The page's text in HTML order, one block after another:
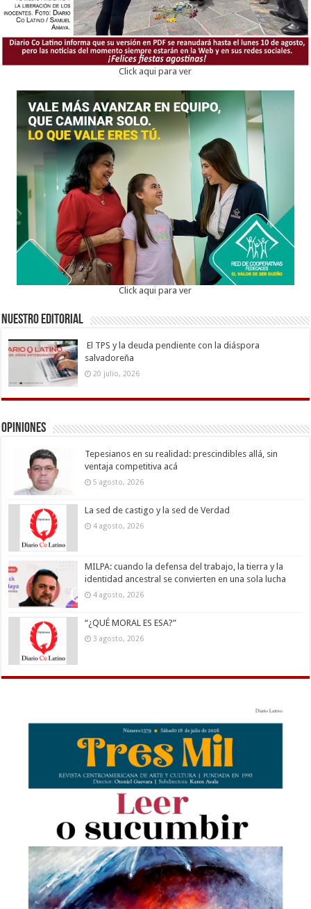
Click aqui para ver
Click aqui para ver
Nuestro Editorial
El TPS y la deuda pendiente con la diáspora
salvadoreña
20 julio, 2026
Opiniones
Tepesianos en su realidad: prescindibles allá, sin
ventaja competitiva acá
5 agosto, 2026
La sed de castigo y la sed de Verdad
4 agosto, 2026
MILPA: cuando la defensa del trabajo, la tierra y la
identidad ancestral se convierten en una sola lucha
4 agosto, 2026
“¿QUÉ MORAL ES ESA?”
3 agosto, 2026